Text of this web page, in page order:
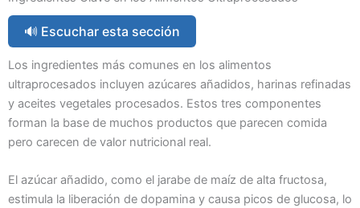
🔊 Escuchar esta sección
Los ingredientes más comunes en los alimentos
ultraprocesados incluyen azúcares añadidos, harinas refinadas
y aceites vegetales procesados. Estos tres componentes
forman la base de muchos productos que parecen comida
pero carecen de valor nutricional real.
El azúcar añadido, como el jarabe de maíz de alta fructosa,
estimula la liberación de dopamina y causa picos de glucosa, lo